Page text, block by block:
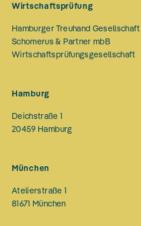
Wirtschaftsprüfung
Hamburger Treuhand Gesellschaft
Schomerus & Partner mbB
Wirtschaftsprüfungsgesellschaft
Hamburg
Deichstraße 1
20459 Hamburg
München
Atelierstraße 1
81671 München